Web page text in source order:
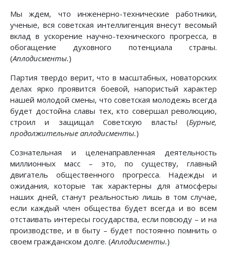
Мы ждем, что инженерно-технические работники,
ученые, вся советская интеллигенция внесут весомый
вклад в ускорение научно-технического прогресса, в
обогащение духовного потенциала страны.
(Аплодисменты.)
Партия твердо верит, что в масштабных, новаторских
делах ярко проявится боевой, напористый характер
нашей молодой смены, что советская молодежь всегда
будет достойна славы тех, кто совершал революцию,
строил и защищал Советскую власть! (Бурные,
продолжительные аплодисменты.)
Сознательная и целенаправленная деятельность
миллионных масс – это, по существу, главный
двигатель общественного прогресса. Надежды и
ожидания, которые так характерны для атмосферы
наших дней, станут реальностью лишь в том случае,
если каждый член общества будет всегда и во всем
отстаивать интересы государства, если повсюду – и на
производстве, и в быту – будет постоянно помнить о
своем гражданском долге. (Аплодисменты.)